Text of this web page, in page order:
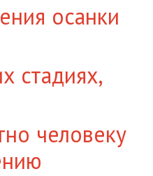
осанки
стадиях,
человеку